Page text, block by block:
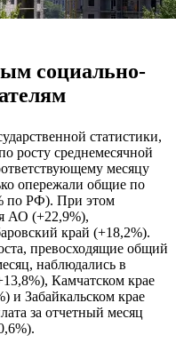
социально-
статистики,
росту среднемесячной
месяцу
опережали общие по
по РФ). При этом
АО (+22,9%),
край (+18,2%).
превосходящие общий
наблюдались в
Камчатском крае
и Забайкальском крае
за отчетный месяц